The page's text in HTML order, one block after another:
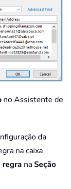
no Assistente de
da
na caixa
regra naSeção